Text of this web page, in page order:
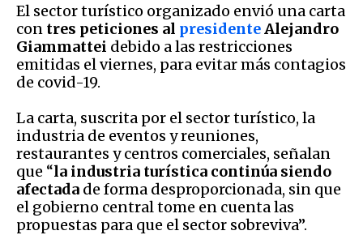
El sector turístico organizado envió una carta
con tres peticiones al presidenteAlejandro
Giammattei debido a las restricciones
emitidas el viernes, para evitar más contagios
de covid-19.
La carta, suscrita por el sector turístico, la
industria de eventos y reuniones,
restaurantes y centros comerciales, señalan
que “la industria turística continúa siendo
afectada de forma desproporcionada, sin que
el gobierno central tome en cuenta las
propuestas para que el sector sobreviva”.